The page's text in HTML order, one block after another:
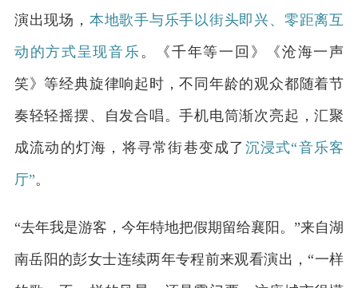
演出现场， 本地歌手与乐手以街头即兴、零距离互
动的方式呈现音乐 。《千年等一回》《沧海一声
笑》等经典旋律响起时，不同年龄的观众都随着节
奏轻轻摇摆、自发合唱。手机电筒渐次亮起，汇聚
成流动的灯海， 将寻常街巷变成了 沉浸式“音乐客
厅”。
“去年我是游客，今年特地把假期留给襄阳。”来自湖
南岳阳的彭女士连续两年专程前来观看演出，“一样